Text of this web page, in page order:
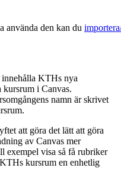
använda den kan du
KTHs nya
i Canvas.
namn är skrivet
att göra det lätt att göra
av Canvas mer
exempel visa så få rubriker
kursrum en enhetlig